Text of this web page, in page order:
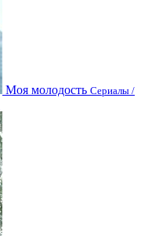
Моя молодость Сериалы /